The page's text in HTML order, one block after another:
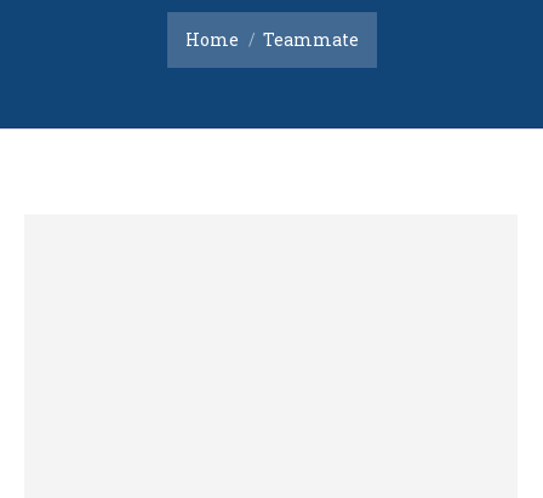
You are here:
Home Teammate